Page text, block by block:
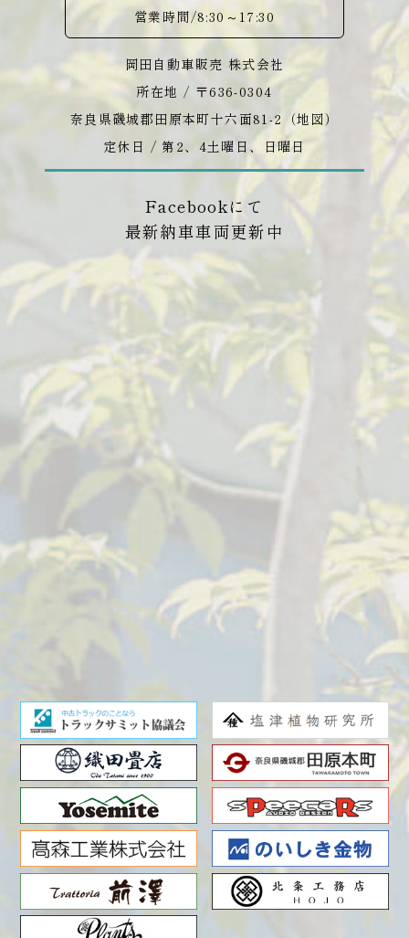
営業時間/8:30～17:30
岡田自動車販売 株式会社
所在地 / 〒636-0304
奈良県磯城郡田原本町十六面81-2（地図）
定休日 / 第2、4土曜日、日曜日
Facebookにて
最新納車車両更新中